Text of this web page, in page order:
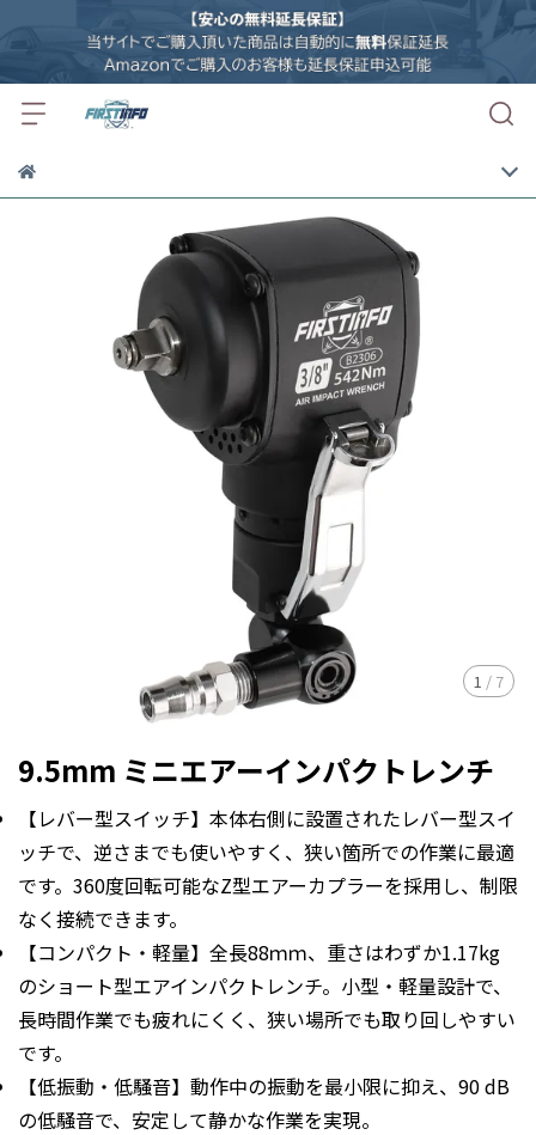
1 / 7
9.5mm ミニエアーインパクトレンチ
【レバー型スイッチ】本体右側に設置されたレバー型スイ
ッチで、逆さまでも使いやすく、狭い箇所での作業に最適
です。360度回転可能なZ型エアーカプラーを採用し、制限
なく接続できます。
【コンパクト・軽量】全長88ｍｍ、重さはわずか1.17kg
のショート型エアインパクトレンチ。小型・軽量設計で、
長時間作業でも疲れにくく、狭い場所でも取り回しやすい
です。
【低振動・低騒音】動作中の振動を最小限に抑え、90 dB
の低騒音で、安定して静かな作業を実現。